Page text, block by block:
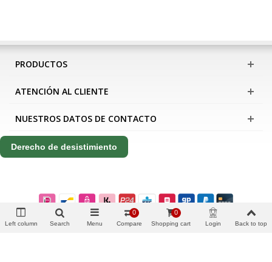
PRODUCTOS
ATENCIÓN AL CLIENTE
NUESTROS DATOS DE CONTACTO
Derecho de desistimiento
Copyright Apis International B.V.
Left column Search Menu Compare
0
Shopping cart
0
Login Back to top